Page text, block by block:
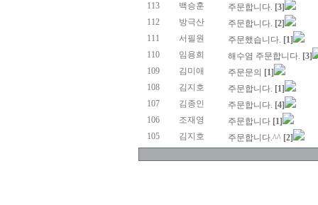
113
백승훈 주문합니다. [3]
112
방극산 주문합니다. [2]
111
서필원 주문했습니다. [1]
110
임용희 해수염 주문합니다. [3]
109
김미애 주문문의 [1]
108
김지호 주문합니다. [1]
107
김종인 주문합니다. [4]
106
조재영 주문합니다 [1]
105
김지호 주문합니다.^^ [2]